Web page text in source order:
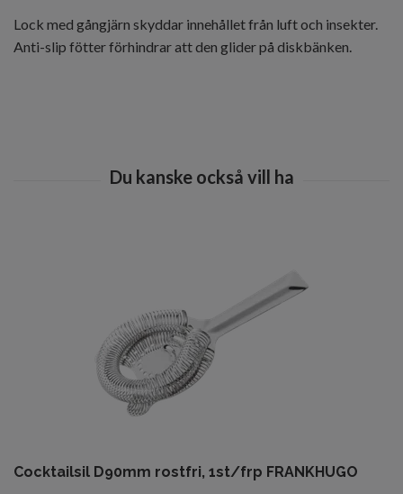
Lock med gångjärn skyddar innehållet från luft och insekter.
Anti-slip fötter förhindrar att den glider på diskbänken.
Cocktailsil D90mm rostfri, 1st/frp FRANKHUGO